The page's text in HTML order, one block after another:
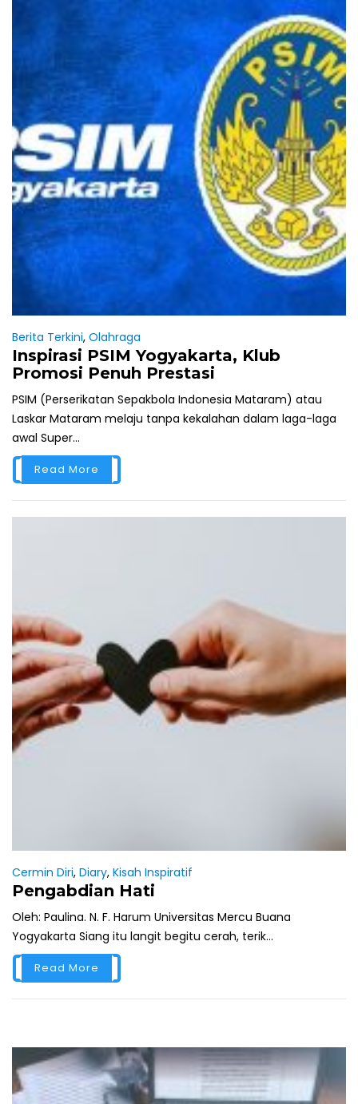
Berita Terkini, Olahraga
Inspirasi PSIM Yogyakarta, Klub
Promosi Penuh Prestasi
PSIM (Perserikatan Sepakbola Indonesia Mataram) atau
Laskar Mataram melaju tanpa kekalahan dalam laga-laga
awal Super...
Read More
Cermin Diri, Diary, Kisah Inspiratif
Pengabdian Hati
Oleh: Paulina. N. F. Harum Universitas Mercu Buana
Yogyakarta Siang itu langit begitu cerah, terik...
Read More